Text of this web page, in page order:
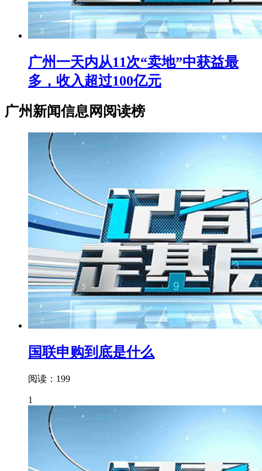
广州一天内从11次“卖地”中获益最
多，收入超过100亿元
广州新闻信息网阅读榜
国联申购到底是什么
阅读：199
1